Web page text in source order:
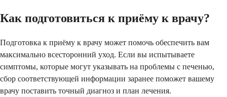
Как подготовиться к приёму к врачу?
Подготовка к приёму к врачу может помочь обеспечить вам
максимально всесторонний уход. Если вы испытываете
симптомы, которые могут указывать на проблемы с печенью,
сбор соответствующей информации заранее поможет вашему
врачу поставить точный диагноз и план лечения.